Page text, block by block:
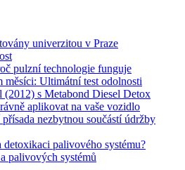
univerzitou v Praze
pulzní technologie funguje
Ultimátní test odolnosti
(2012) s Metabond Diesel Detox
aplikovat na vaše vozidlo
nezbytnou součástí údržby
palivového systému?
palivových systémů